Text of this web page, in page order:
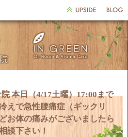
本日（4/17土曜）17:00まで
えで急性腰痛症（ギックリ
お体の痛みがございましたら
談下さい！